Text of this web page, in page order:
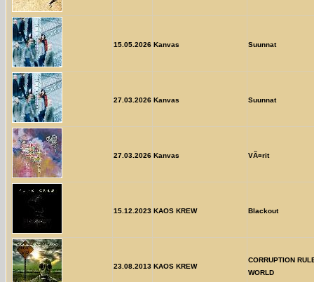
15.05.2026 Kanvas Suunnat
27.03.2026 Kanvas Suunnat
27.03.2026 Kanvas VÃ¤rit
15.12.2023 KAOS KREW Blackout
23.08.2013 KAOS KREW
CORRUPTION
WORLD